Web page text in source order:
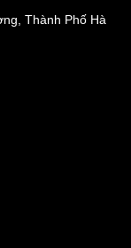
Thành Phố Hà